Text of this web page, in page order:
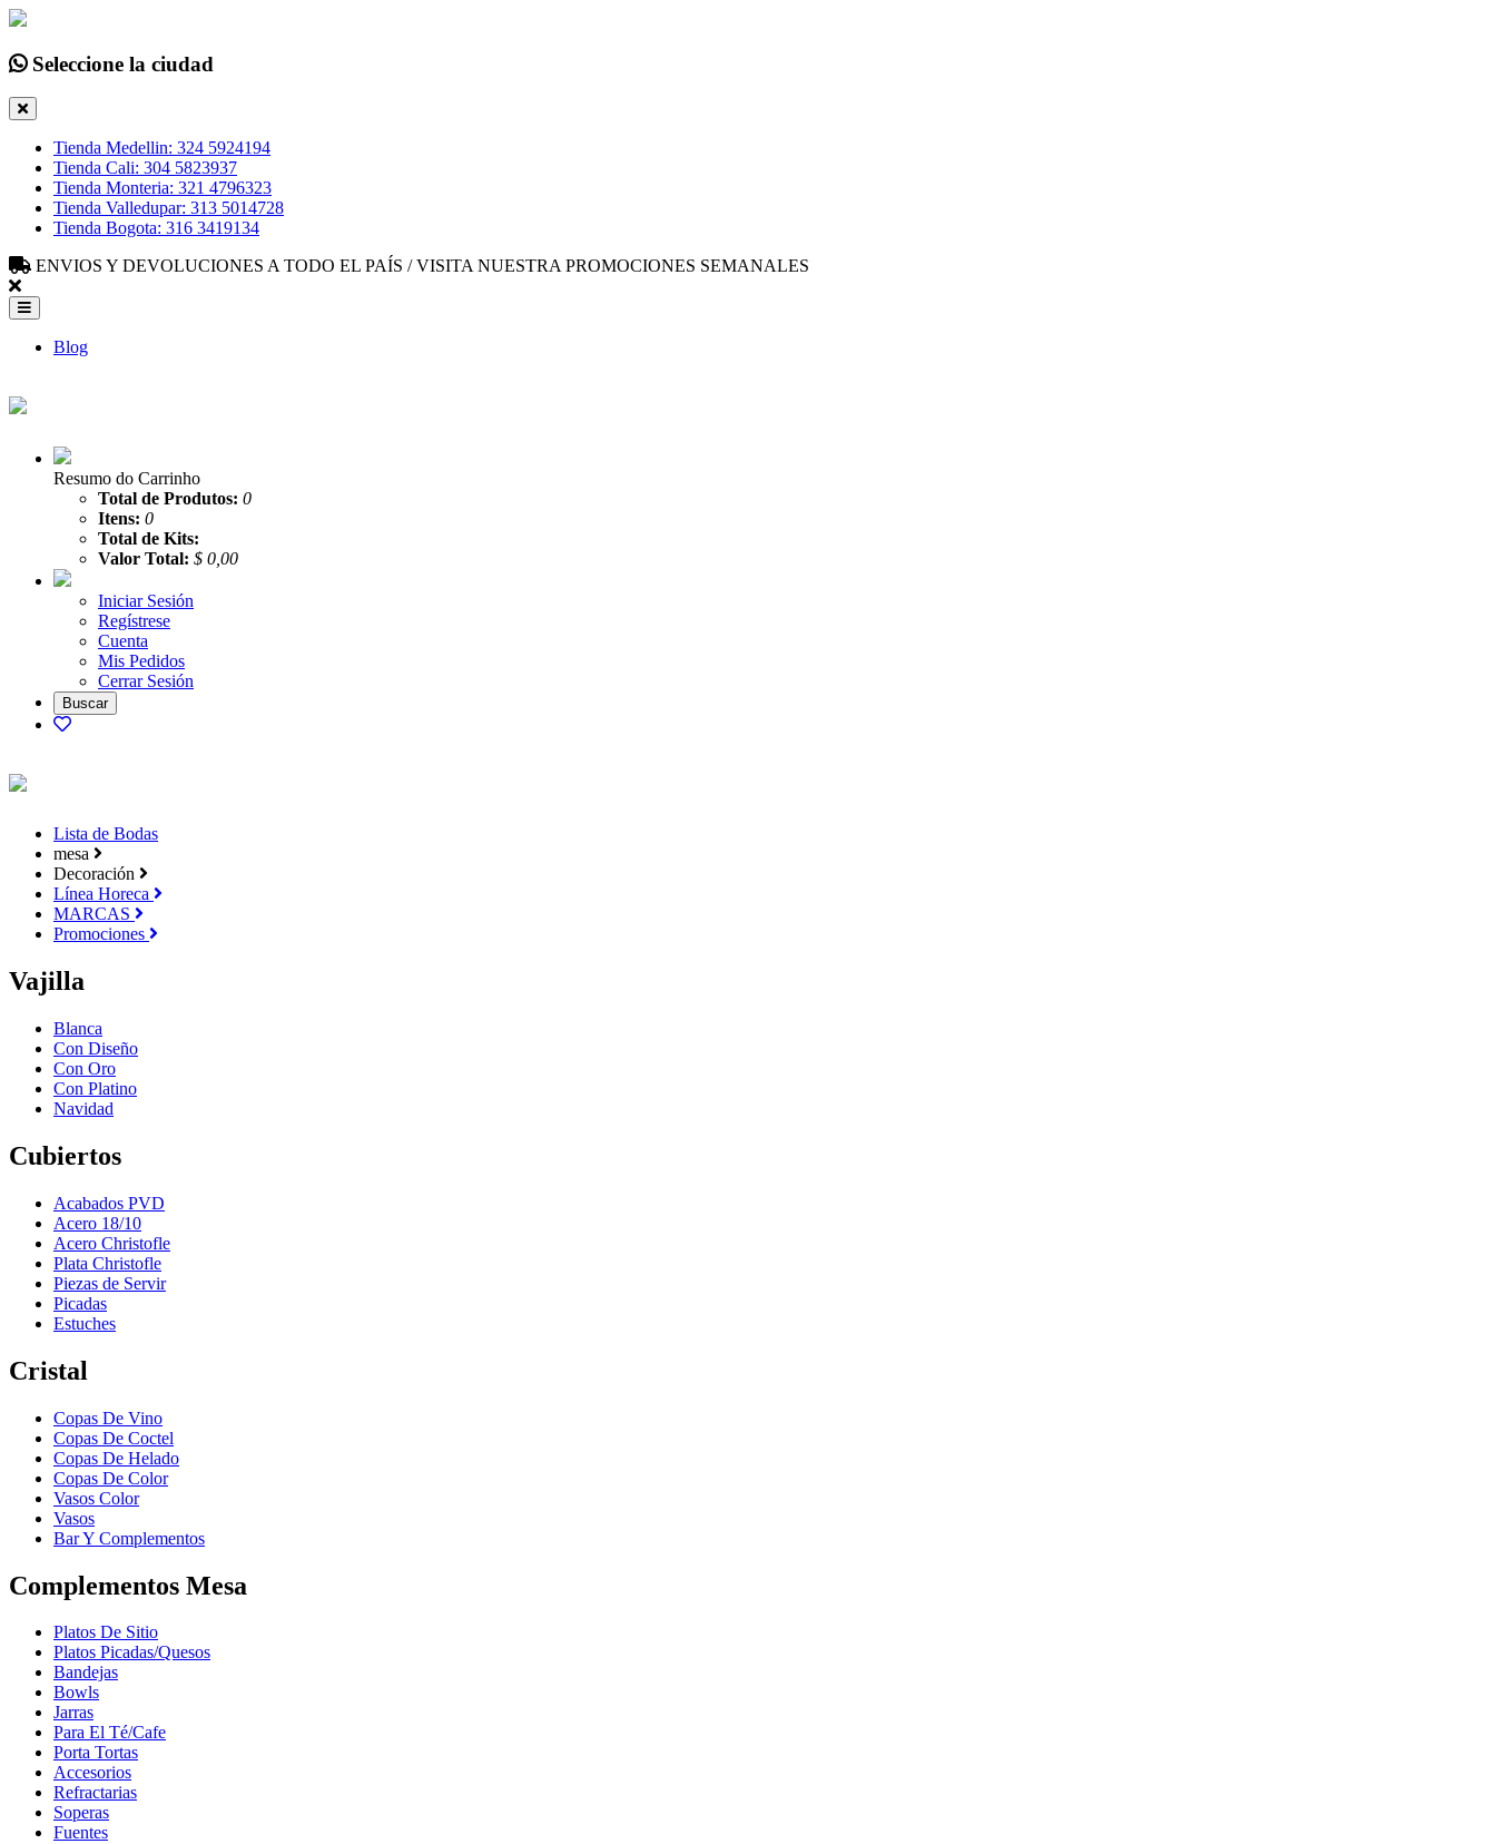
Seleccione la ciudad
Tienda Medellin: 324 5924194
Tienda Cali: 304 5823937
Tienda Monteria: 321 4796323
Tienda Valledupar: 313 5014728
Tienda Bogota: 316 3419134
ENVIOS Y DEVOLUCIONES A TODO EL PAÍS / VISITA NUESTRA PROMOCIONES SEMANALES
Blog
Resumo do Carrinho
Total de Produtos: 0
Itens: 0
Total de Kits:
Valor Total: $ 0,00
Iniciar Sesión
Regístrese
Cuenta
Mis Pedidos
Cerrar Sesión
Lista de Bodas
mesa
Decoración
Línea Horeca
MARCAS
Promociones
Vajilla
Blanca
Con Diseño
Con Oro
Con Platino
Navidad
Cubiertos
Acabados PVD
Acero 18/10
Acero Christofle
Plata Christofle
Piezas de Servir
Picadas
Estuches
Cristal
Copas De Vino
Copas De Coctel
Copas De Helado
Copas De Color
Vasos Color
Vasos
Bar Y Complementos
Complementos Mesa
Platos De Sitio
Platos Picadas/Quesos
Bandejas
Bowls
Jarras
Para El Té/Cafe
Porta Tortas
Accesorios
Refractarias
Soperas
Fuentes